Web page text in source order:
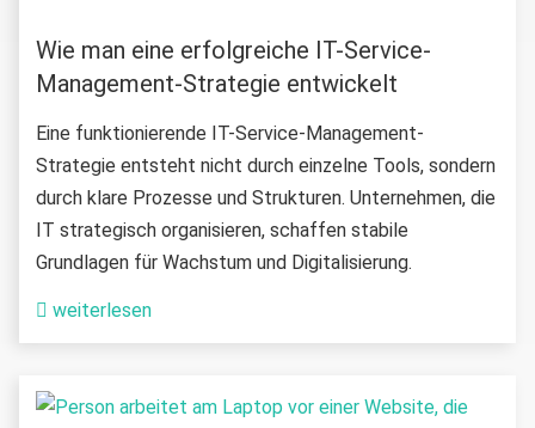
Wie man eine erfolgreiche IT-Service-
Management-Strategie entwickelt
Eine funktionierende IT-Service-Management-
Strategie entsteht nicht durch einzelne Tools, sondern
durch klare Prozesse und Strukturen. Unternehmen, die
IT strategisch organisieren, schaffen stabile
Grundlagen für Wachstum und Digitalisierung.
weiterlesen